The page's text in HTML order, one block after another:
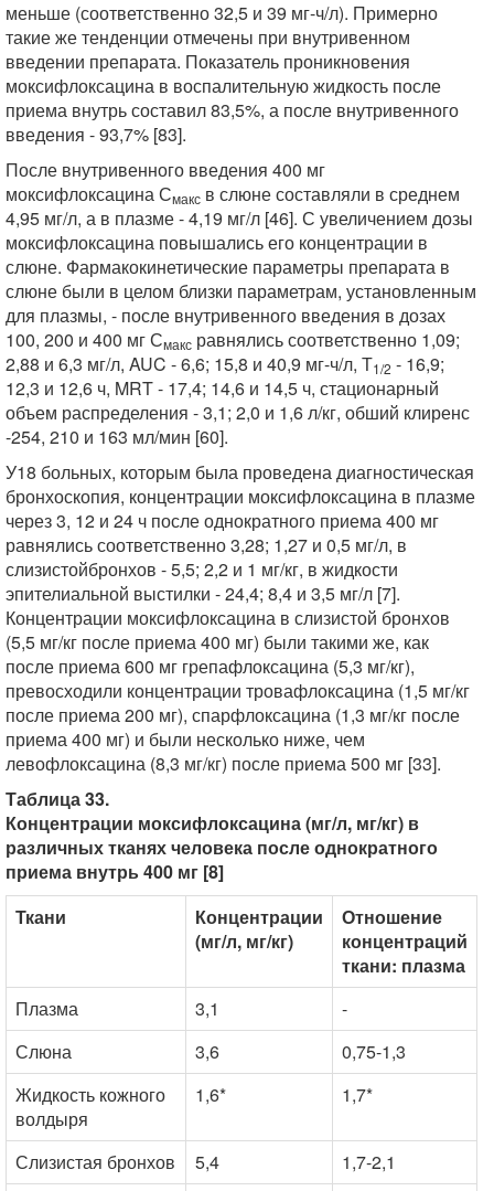
меньше (соответственно 32,5 и 39 мг-ч/л). Примерно
такие же тенденции отмечены при внутривенном
введении препарата. Показатель проникновения
моксифлоксацина в воспалительную жидкость после
приема внутрь составил 83,5%, а после внутривенного
введения - 93,7% [83].
После внутривенного введения 400 мг
моксифлоксацина Смакс в слюне составляли в среднем
4,95 мг/л, а в плазме - 4,19 мг/л [46]. С увеличением дозы
моксифлоксацина повышались его концентрации в
слюне. Фармакокинетические параметры препарата в
слюне были в целом близки параметрам, установленным
для плазмы, - после внутривенного введения в дозах
100, 200 и 400 мг Смакс равнялись соответственно 1,09;
2,88 и 6,3 мг/л, AUC - 6,6; 15,8 и 40,9 мг-ч/л, Т1/2 - 16,9;
12,3 и 12,6 ч, MRT - 17,4; 14,6 и 14,5 ч, стационарный
объем распределения - 3,1; 2,0 и 1,6 л/кг, обший клиренс
-254, 210 и 163 мл/мин [60].
У18 больных, которым была проведена диагностическая
бронхоскопия, концентрации моксифлоксацина в плазме
через 3, 12 и 24 ч после однократного приема 400 мг
равнялись соответственно 3,28; 1,27 и 0,5 мг/л, в
слизистойбронхов - 5,5; 2,2 и 1 мг/кг, в жидкости
эпителиальной выстилки - 24,4; 8,4 и 3,5 мг/л [7].
Концентрации моксифлоксацина в слизистой бронхов
(5,5 мг/кг после приема 400 мг) были такими же, как
после приема 600 мг грепафлоксацина (5,3 мг/кг),
превосходили концентрации тровафлоксацина (1,5 мг/кг
после приема 200 мг), спарфлоксацина (1,3 мг/кг после
приема 400 мг) и были несколько ниже, чем
левофлоксацина (8,3 мг/кг) после приема 500 мг [33].
Таблица 33.
Концентрации моксифлоксацина (мг/л, мг/кг) в
различных тканях человека после однократного
приема внутрь 400 мг [8]
Ткани
Концентрации
(мг/л, мг/кг)
Отношение
концентраций
ткани: плазма
Плазма
3,1
-
Слюна
3,6
0,75-1,3
Жидкость кожного
волдыря
1,6* 1,7*
Слизистая бронхов 5,4
1,7-2,1